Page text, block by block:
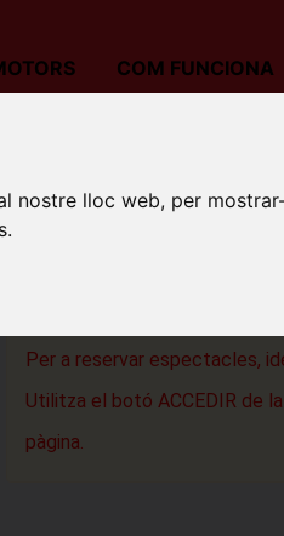
nostre lloc web, per
COM FUNCIONA
JORGE BLASS
Per a reservar espectacles,
Utilitza el botó ACCEDIR de
pàgina.